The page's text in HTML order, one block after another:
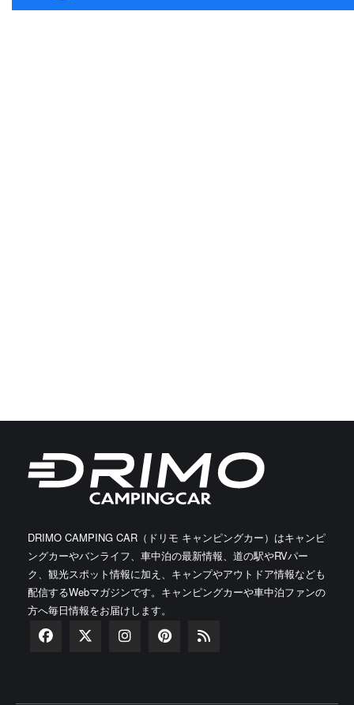
DRIMO CAMPING CAR（ドリモ キャンピングカー）はキャンピ
ングカーやバンライフ、車中泊の最新情報、道の駅やRVパー
ク、観光スポット情報に加え、キャンプやアウトドア情報なども
配信するWebマガジンです。キャンピングカーや車中泊ファンの
方へ毎日情報をお届けします。